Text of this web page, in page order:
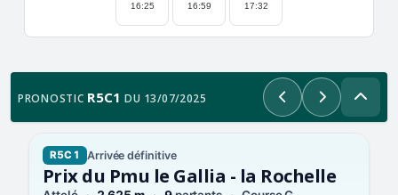
16:25 16:59 17:32
PRONOSTIC R5C1 DU 13/07/2025 PrécédentSuivant
R5C1 Arrivée définitive
Prix du Pmu le Gallia - la Rochelle